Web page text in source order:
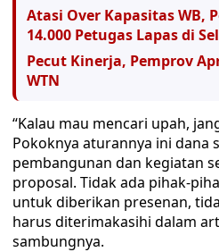
Atasi Over Kapasitas WB,
14.000 Petugas Lapas di
Pecut Kinerja, Pemprov
WTN
“Kalau mau mencari upah,
Pokoknya aturannya ini dana
pembangunan dan kegiatan
proposal. Tidak ada pihak-
untuk diberikan presenan,
harus diterimakasihi dalam
sambungnya.